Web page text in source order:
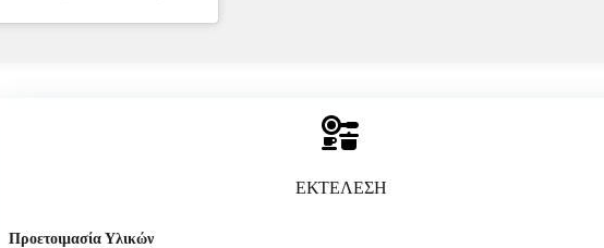
ΕΚΤΕΛΕΣΗ
Προετοιμασία Υλικών